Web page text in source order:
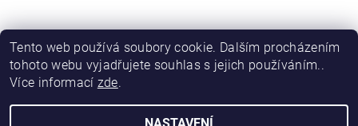
Tento web používá soubory cookie. Dalším procházením
tohoto webu vyjadřujete souhlas s jejich používáním..
Více informací zde.